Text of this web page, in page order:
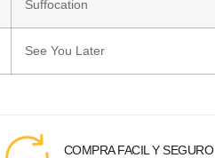
Suffocation
See You Later
COMPRA FACIL Y SEGURO